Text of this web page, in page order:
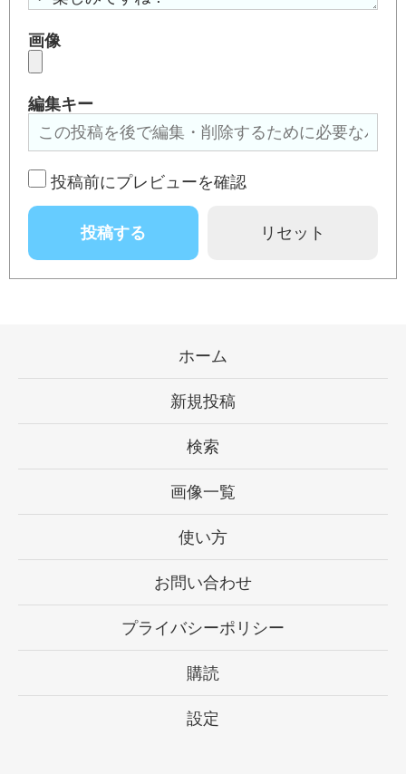
画像
編集キー
投稿前にプレビューを確認
ホーム
新規投稿
検索
画像一覧
使い方
お問い合わせ
プライバシーポリシー
購読
設定